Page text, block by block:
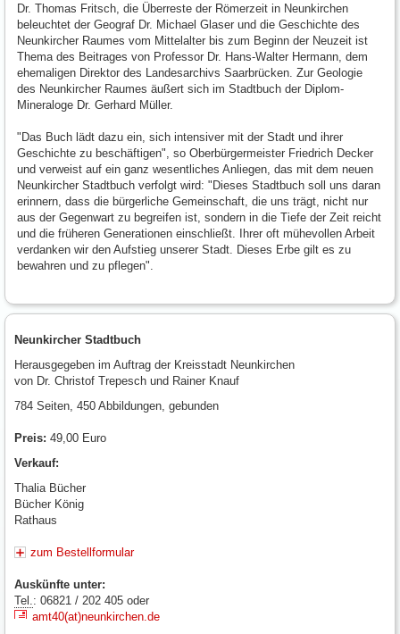
Dr. Thomas Fritsch, die Überreste der Römerzeit in Neunkirchen
beleuchtet der Geograf Dr. Michael Glaser und die Geschichte des
Neunkircher Raumes vom Mittelalter bis zum Beginn der Neuzeit ist
Thema des Beitrages von Professor Dr. Hans-Walter Hermann, dem
ehemaligen Direktor des Landesarchivs Saarbrücken. Zur Geologie
des Neunkircher Raumes äußert sich im Stadtbuch der Diplom-
Mineraloge Dr. Gerhard Müller.
"Das Buch lädt dazu ein, sich intensiver mit der Stadt und ihrer
Geschichte zu beschäftigen", so Oberbürgermeister Friedrich Decker
und verweist auf ein ganz wesentliches Anliegen, das mit dem neuen
Neunkircher Stadtbuch verfolgt wird: "Dieses Stadtbuch soll uns daran
erinnern, dass die bürgerliche Gemeinschaft, die uns trägt, nicht nur
aus der Gegenwart zu begreifen ist, sondern in die Tiefe der Zeit reicht
und die früheren Generationen einschließt. Ihrer oft mühevollen Arbeit
verdanken wir den Aufstieg unserer Stadt. Dieses Erbe gilt es zu
bewahren und zu pflegen".
Neunkircher Stadtbuch
Herausgegeben im Auftrag der Kreisstadt Neunkirchen
von Dr. Christof Trepesch und Rainer Knauf
784 Seiten, 450 Abbildungen, gebunden
Preis: 49,00 Euro
Verkauf:
Thalia Bücher
Bücher König
Rathaus
zum Bestellformular
Auskünfte unter:
Tel.: 06821 / 202 405 oder
amt40(at)neunkirchen.de